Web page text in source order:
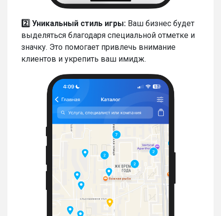
2️⃣ Уникальный стиль игры: Ваш бизнес будет
выделяться благодаря специальной отметке и
значку. Это помогает привлечь внимание
клиентов и укрепить ваш имидж.